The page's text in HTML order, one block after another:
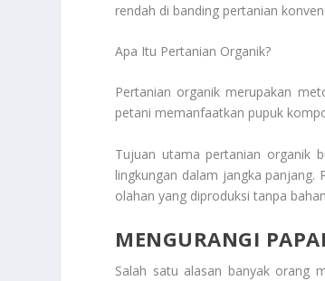
rendah di banding pertanian
Apa Itu Pertanian Organik?
Pertanian organik merupakan
petani memanfaatkan pupuk
Tujuan utama pertanian organik
lingkungan dalam jangka panjang.
olahan yang diproduksi tanpa
MENGURANGI
Salah satu alasan banyak orang